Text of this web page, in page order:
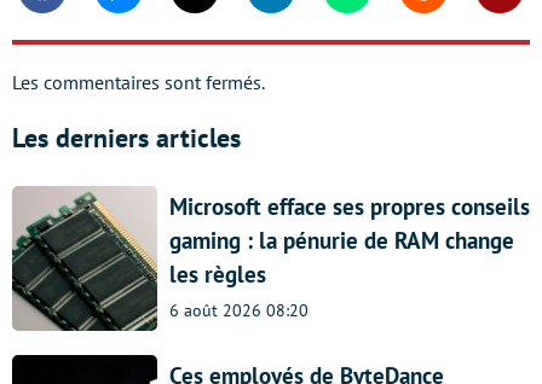
Les commentaires sont fermés.
Les derniers articles
Microsoft efface ses propres conseils
gaming : la pénurie de RAM change
les règles
6 août 2026 08:20
Ces employés de ByteDance